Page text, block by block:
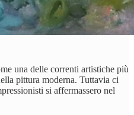
una delle correnti artistiche più
pittura moderna. Tuttavia ci
si affermassero nel